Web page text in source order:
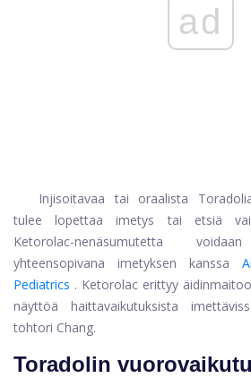
ad
Injisoitavaa tai oraalista
tulee lopettaa imetys tai etsiä
Ketorolac-nenäsumutetta
yhteensopivana imetyksen kanssa
Pediatrics . Ketorolac erittyy
näyttöä haittavaikutuksista
tohtori Chang.
Toradolin